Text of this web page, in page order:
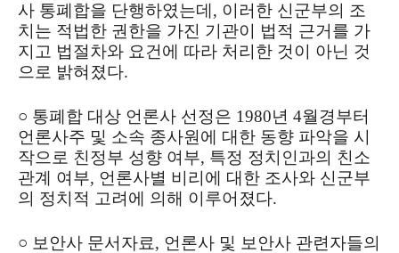
사 통폐합을 단행하였는데, 이러한 신군부의 조
치는 적법한 권한을 가진 기관이 법적 근거를 가
지고 법절차와 요건에 따라 처리한 것이 아닌 것
으로 밝혀졌다.
○ 통폐합 대상 언론사 선정은 1980년 4월경부터
언론사주 및 소속 종사원에 대한 동향 파악을 시
작으로 친정부 성향 여부, 특정 정치인과의 친소
관계 여부, 언론사별 비리에 대한 조사와 신군부
의 정치적 고려에 의해 이루어졌다.
○ 보안사 문서자료, 언론사 및 보안사 관련자들의